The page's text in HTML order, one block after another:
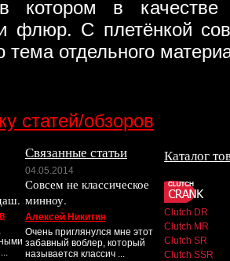
котором в качестве
флюр. С плетёнкой
тема отдельного
статей/обзоров
Связанные статьи
04.05.2014
Совсем не классическое
минноу.
Алексей Никитин
Очень приглянулся мне этот
забавный воблер, который
называется классич ...
Каталог
Clutch DR
Clutch MR
Clutch SR
Clutch SSR